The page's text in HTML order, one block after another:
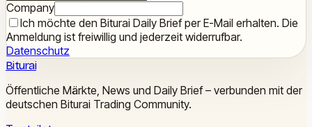
Company
Ich möchte den Biturai Daily Brief per E-Mail erhalten. Die
Anmeldung ist freiwillig und jederzeit widerrufbar.
Datenschutz
Biturai
Öffentliche Märkte, News und Daily Brief – verbunden mit der
deutschen Biturai Trading Community.